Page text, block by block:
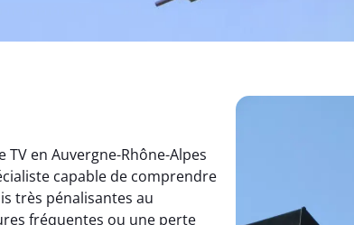
en Auvergne-Rhône-Alpes
capable de comprendre
très pénalisantes au
fréquentes ou une perte